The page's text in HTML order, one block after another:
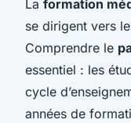
La formation
se dirigent vers
Comprendre le
essentiel : les
cycle
années de